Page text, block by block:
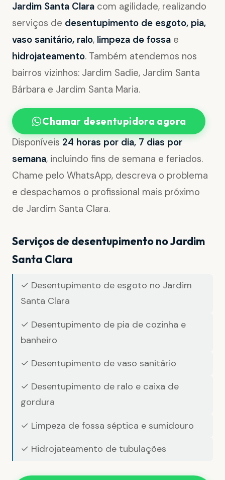
Jardim Santa Clara com agilidade, realizando
serviços de desentupimento de esgoto, pia,
vaso sanitário, ralo, limpeza de fossa e
hidrojateamento. Também atendemos nos
bairros vizinhos: Jardim Sadie, Jardim Santa
Bárbara e Jardim Santa Maria.
Chamar desentupidora agora
Disponíveis 24 horas por dia, 7 dias por
semana, incluindo fins de semana e feriados.
Chame pelo WhatsApp, descreva o problema
e despachamos o profissional mais próximo
de Jardim Santa Clara.
Serviços de desentupimento no Jardim
Santa Clara
✓ Desentupimento de esgoto no Jardim
Santa Clara
✓ Desentupimento de pia de cozinha e
banheiro
✓ Desentupimento de vaso sanitário
✓ Desentupimento de ralo e caixa de
gordura
✓ Limpeza de fossa séptica e sumidouro
✓ Hidrojateamento de tubulações